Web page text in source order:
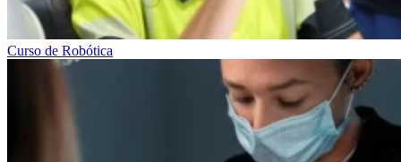
Curso de Robótica